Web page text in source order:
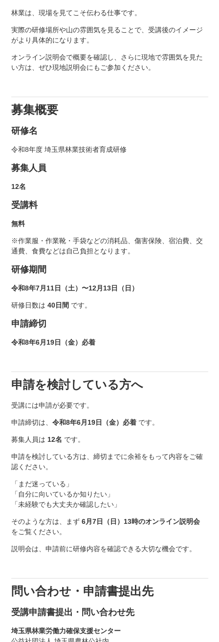
林業は、現場を見てこそ伝わる仕事です。
実際の研修場所や山の雰囲気を見ることで、受講後のイメージ
がより具体的になります。
オンライン説明会で概要を確認し、さらに現地で雰囲気を見た
い方は、ぜひ現地説明会にもご参加ください。
募集概要
研修名
令和8年度 埼玉県林業技術者育成研修
募集人員
12名
受講料
無料
※作業服・作業靴・手袋などの消耗品、傷害保険、宿泊費、交
通費、食費などは自己負担となります。
研修期間
令和8年7月11日（土）〜12月13日（日）
研修日数は 40日間 です。
申請締切
令和8年6月19日（金）必着
申請を検討している方へ
受講には申請が必要です。
申請締切は、 令和8年6月19日（金）必着です。
募集人員は 12名 です。
申請を検討している方は、締切までに余裕をもって内容をご確
認ください。
「まだ迷っている」
「自分に向いているか知りたい」
「未経験でも大丈夫か確認したい」
そのような方は、まず 6月7日（日）13時のオンライン説明会
をご覧ください。
説明会は、申請前に研修内容を確認できる大切な機会です。
問い合わせ・申請書提出先
受講申請書提出・問い合わせ先
埼玉県林業労働力確保支援センター